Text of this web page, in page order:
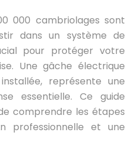
000 cambriolages sont
dans un système de
pour protéger votre
Une gâche électrique
représente une
essentielle. Ce guide
comprendre les étapes
professionnelle et une